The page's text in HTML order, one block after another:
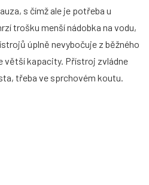
s čímž ale je potřeba u
trošku menší nádobka na vodu,
úplně nevybočuje z běžného
větší kapacity. Přístroj zvládne
třeba ve sprchovém koutu.